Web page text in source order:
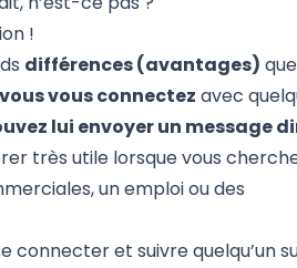
!
différences (avantages)
vous connectez avec
lui envoyer un message
très utile lorsque vous
un emploi ou des
connecter et suivre quelqu’un